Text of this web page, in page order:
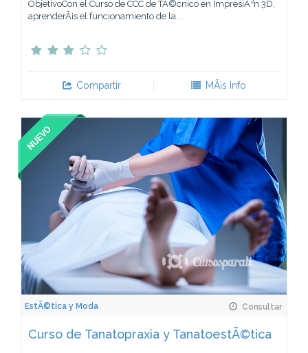
ObjetivoCon el Curso de CCC de TÃ©cnico en ImpresiÃ³n 3D,
aprenderÃ¡s el funcionamiento de la...
Compartir MÃ¡s Info
EstÃ©tica y Moda Consultar
Curso de Tanatopraxia y TanatoestÃ©tica